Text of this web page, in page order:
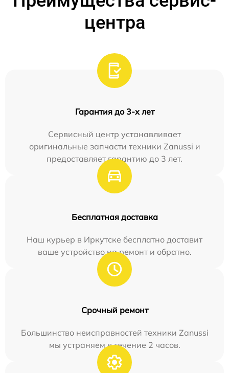
центра
Гарантия до 3-х лет
Сервисный центр устанавливает
оригинальные запчасти техники Zanussi и
предоставляет гарантию до 3 лет.
Бесплатная доставка
Наш курьер в Иркутске бесплатно доставит
ваше устройство на ремонт и обратно.
Срочный ремонт
Большинство неисправностей техники Zanussi
мы устраняем в течение 2 часов.